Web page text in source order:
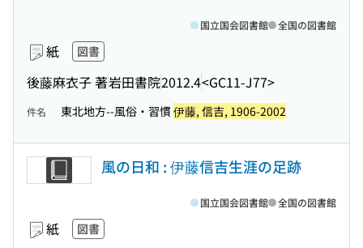
紙 図書
後藤麻衣子 著岩田書院2012.4<GC11-J77>
国立国会図書館 全国の図書館
件名 東北地方--風俗・習慣伊藤, 信吉, 1906-2002
風の日和 : 伊藤信吉生涯の足跡
紙 図書
国立国会図書館 全国の図書館